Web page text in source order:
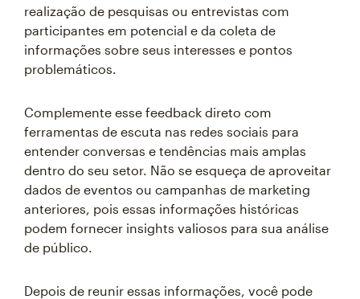
realização de pesquisas ou entrevistas com
participantes em potencial e da coleta de
informações sobre seus interesses e pontos
problemáticos.
Complemente esse feedback direto com
ferramentas de escuta nas redes sociais para
entender conversas e tendências mais amplas
dentro do seu setor. Não se esqueça de aproveitar
dados de eventos ou campanhas de marketing
anteriores, pois essas informações históricas
podem fornecer insights valiosos para sua análise
de público.
Depois de reunir essas informações, você pode